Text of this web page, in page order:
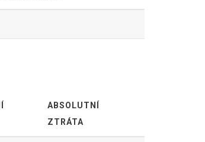
ABSOLUTNÍ
ZTRÁTA